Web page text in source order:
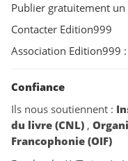
Publier gratuitement
Contacter Edition999
Association Edition999
Confiance
Ils nous soutiennent :
du livre (CNL) ,
Francophonie (OIF)